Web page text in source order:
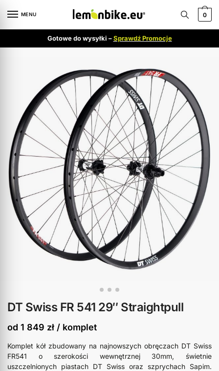
MENU 0
Gotowe do wysyłki –Sprawdź Promocje
DT Swiss FR 541 29″ Straightpull
od 1 849 zł / komplet
Komplet kół zbudowany na najnowszych obręczach DT Swiss
FR541 o szerokości wewnętrznej 30mm, świetnie
uszczelnionych piastach DT Swiss oraz szprychach Sapim.